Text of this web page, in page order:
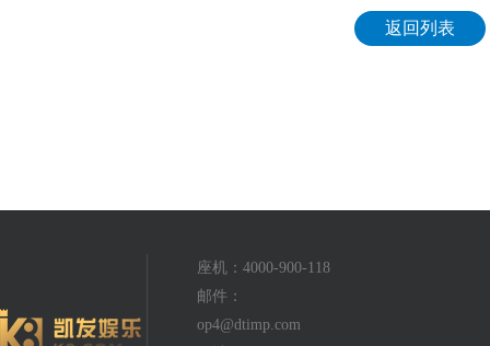
返回列表
座机：4000-900-118
邮件：
op4@dtimp.com